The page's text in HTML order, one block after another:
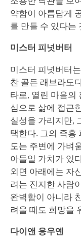
약함이 아름답게
를 만들 수 있다는
미스터 피넛버터
미스터 피넛버터
찬 골든 래브라도
타로, 열린 마음의
심으로 삶에 접근
실성을 가리지만,
택한다. 그의 즉흥
도는 주변에 가벼
아들일 가치가 있
외면 아래에는 자
려는 진지한 사람
완벽함이 아니라
려울 때도 희망을
다이앤 응우옌